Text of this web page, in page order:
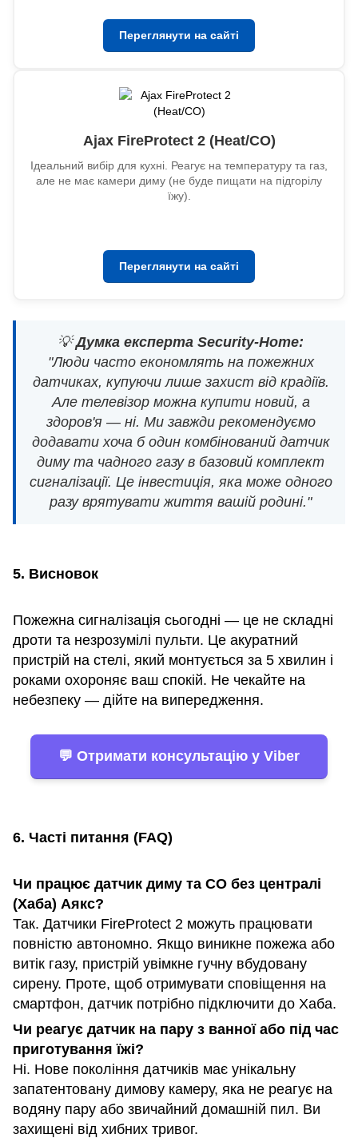
Переглянути на сайті
Ajax FireProtect 2 (Heat/CO)
Ідеальний вибір для кухні. Реагує на температуру та газ,
але не має камери диму (не буде пищати на підгорілу
їжу).
Переглянути на сайті
💡Думка експерта Security-Home:
"Люди часто економлять на пожежних
датчиках, купуючи лише захист від крадіїв.
Але телевізор можна купити новий, а
здоров'я — ні. Ми завжди рекомендуємо
додавати хоча б один комбінований датчик
диму та чадного газу в базовий комплект
сигналізації. Це інвестиція, яка може одного
разу врятувати життя вашій родині."
5. Висновок
Пожежна сигналізація сьогодні — це не складні
дроти та незрозумілі пульти. Це акуратний
пристрій на стелі, який монтується за 5 хвилин і
роками охороняє ваш спокій. Не чекайте на
небезпеку — дійте на випередження.
💬 Отримати консультацію у Viber
6. Часті питання (FAQ)
Чи працює датчик диму та CO без централі
(Хаба) Аякс?
Так. Датчики FireProtect 2 можуть працювати
повністю автономно. Якщо виникне пожежа або
витік газу, пристрій увімкне гучну вбудовану
сирену. Проте, щоб отримувати сповіщення на
смартфон, датчик потрібно підключити до Хаба.
Чи реагує датчик на пару з ванної або під час
приготування їжі?
Ні. Нове покоління датчиків має унікальну
запатентовану димову камеру, яка не реагує на
водяну пару або звичайний домашній пил. Ви
захищені від хибних тривог.